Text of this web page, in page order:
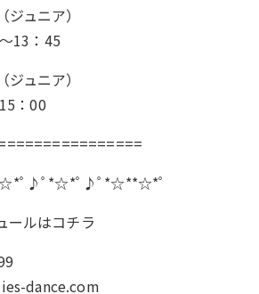
ュニア）
13：45
ュニア）
：00
ﾟ♪ﾟ*☆*ﾟ♪ﾟ*☆**☆*ﾟ
ールはコチラ
dance.com